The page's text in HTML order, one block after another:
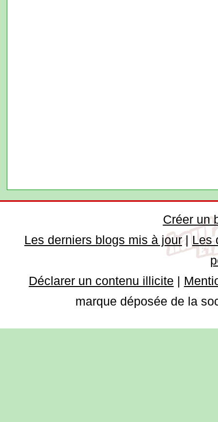
Créer un
Les derniers blogs mis à jour|Les
Déclarer un contenu illicite |
marque déposée de la